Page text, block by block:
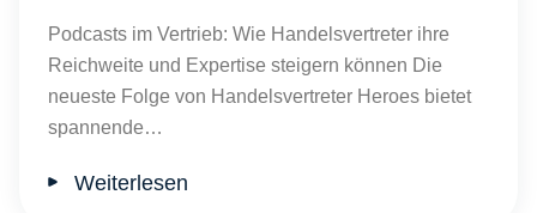
Podcasts im Vertrieb: Wie Handelsvertreter ihre
Reichweite und Expertise steigern können Die
neueste Folge von Handelsvertreter Heroes bietet
spannende…
Weiterlesen